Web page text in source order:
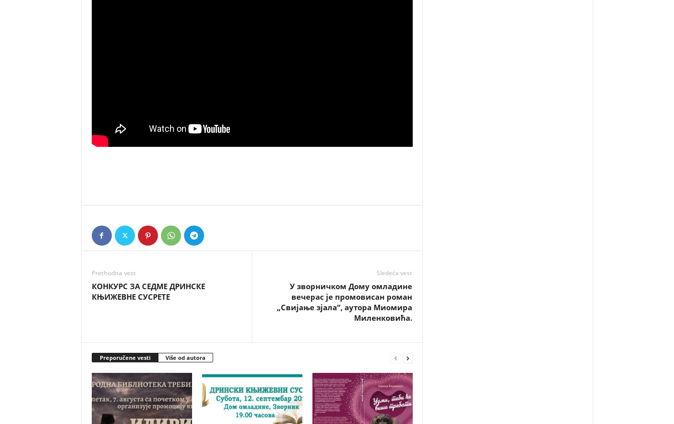
Prethodna vest
КОНКУРС ЗА СЕДМЕ ДРИНСКЕ
КЊИЖЕВНЕ СУСРЕТЕ
Sledeća vest
У зворничком Дому омладине
вечерас је промовисан роман
„Свијање зјала“, аутора Миомира
Миленковића.
Preporučene vesti Više od autora